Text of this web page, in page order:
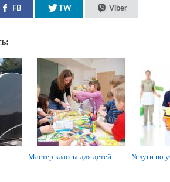
FB TW Viber
Мастер классы для детей Услуги по